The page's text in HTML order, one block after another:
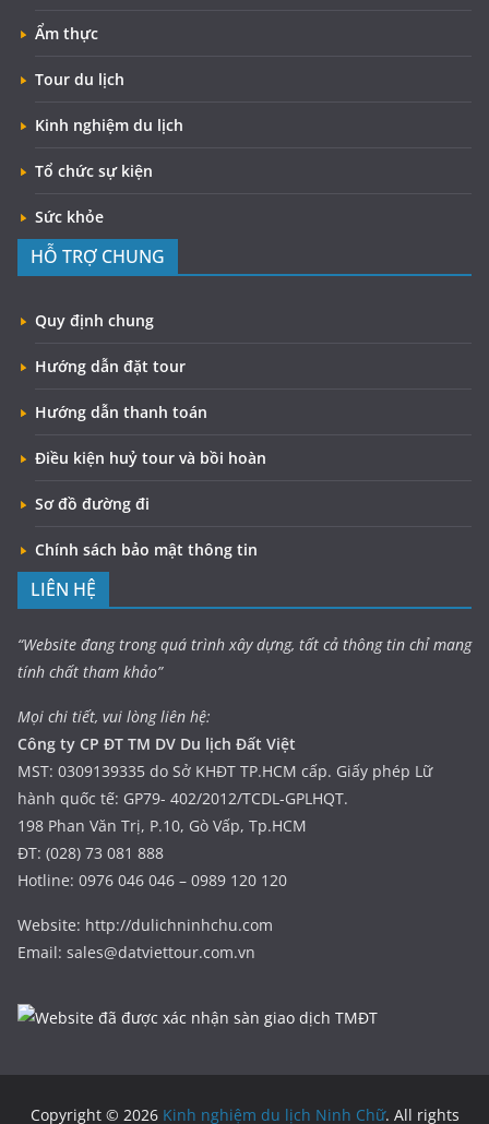
Ẩm thực
Tour du lịch
Kinh nghiệm du lịch
Tổ chức sự kiện
Sức khỏe
HỖ TRỢ CHUNG
Quy định chung
Hướng dẫn đặt tour
Hướng dẫn thanh toán
Điều kiện huỷ tour và bồi hoàn
Sơ đồ đường đi
Chính sách bảo mật thông tin
LIÊN HỆ
“Website đang trong quá trình xây dựng, tất cả thông tin chỉ mang
tính chất tham khảo”
Mọi chi tiết, vui lòng liên hệ:
Công ty CP ĐT TM DV Du lịch Đất Việt
MST: 0309139335 do Sở KHĐT TP.HCM cấp. Giấy phép Lữ
hành quốc tế: GP79- 402/2012/TCDL-GPLHQT.
198 Phan Văn Trị, P.10, Gò Vấp, Tp.HCM
ĐT: (028) 73 081 888
Hotline: 0976 046 046 – 0989 120 120
Website: http://dulichninhchu.com
Email: sales@datviettour.com.vn
Copyright © 2026 Kinh nghiệm du lịch Ninh Chữ. All rights